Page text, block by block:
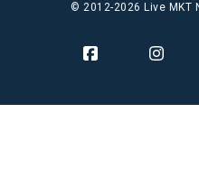
© 2012-2026 Live MKT